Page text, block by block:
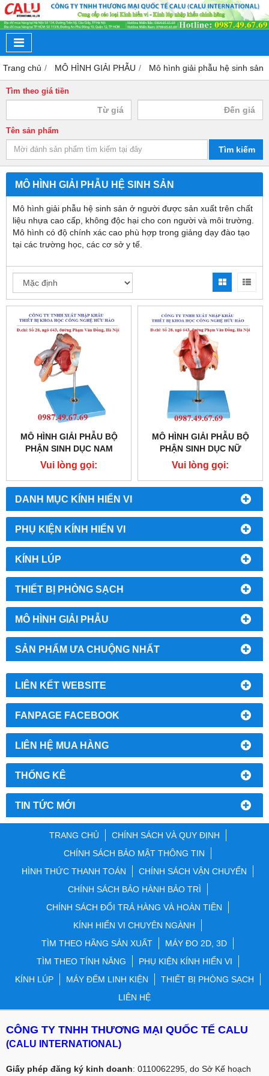
Trang chủ MÔ HÌNH GIẢI PHẪU Mô hình giải phẫu hệ sinh sản
Tìm theo giá tiền
Tên sản phẩm
Tìm kiếm
DANH MỤC KÍNH HIỂN VI
PHỤ KIỆN KÍNH HIỂN VI
KÍNH LÚP
THIẾT BỊ PHÒNG SẠCH
MÔ HÌNH GIẢI PHẪU
SẢN PHẨM ƯA CHUỘNG NHẤT
LIÊN KẾT WEBSITE
FANPAGE FACEBOOK
LIÊN HỆ MUA HÀNG
THỐNG KÊ
TIN TỨC MỚI
MÔ HÌNH GIẢI PHẪU HỆ SINH SẢN
Mô hình giải phẫu hệ sinh sản ở người được sản xuất trên chất
liệu nhựa cao cấp, không độc hại cho con người và môi trường.
Mô hình có độ chính xác cao phù hợp trong giảng dạy đào tạo
tại các trường học, các cơ sở y tế.
MÔ HÌNH GIẢI PHẪU BỘ
PHẬN SINH DỤC NAM
Vui lòng gọi:
0987.49.67.69
MÔ HÌNH GIẢI PHẪU BỘ
PHẬN SINH DỤC NỮ
Vui lòng gọi:
0987.49.67.69
TRANG CHỦ
CHÍNH SÁCH VÀ QUY ĐỊNH
CHÍNH SÁCH BẢO MẬT THÔNG TIN
HÌNH THỨC THANH TOÁN
CHÍNH SÁCH VẬN CHUYỂN
CHÍNH SÁCH BẢO HÀNH BẢO TRÌ
CHÍNH SÁCH ĐỔI TRẢ HÀNG VÀ HOÀN TIỀN
KÍNH HIỂN VI CHUYÊN NGÀNH
TÌM THEO HÃNG SẢN XUẤT
MÁY ĐO 2D, 3D
TÌM THEO TÍNH NĂNG
PHỤ KIỆN KÍNH HIỂN VI
KÍNH LÚP
MÁY ĐẾM LINH KIỆN
THIẾT BỊ PHÒNG SẠCH
LIÊN HỆ
CÔNG TY TNHH THƯƠNG MẠI QUỐC TẾ CALU
(CALU INTERNATIONAL)
Giấy phép đăng ký kinh doanh: 0110062295, do Sở Kế hoạch